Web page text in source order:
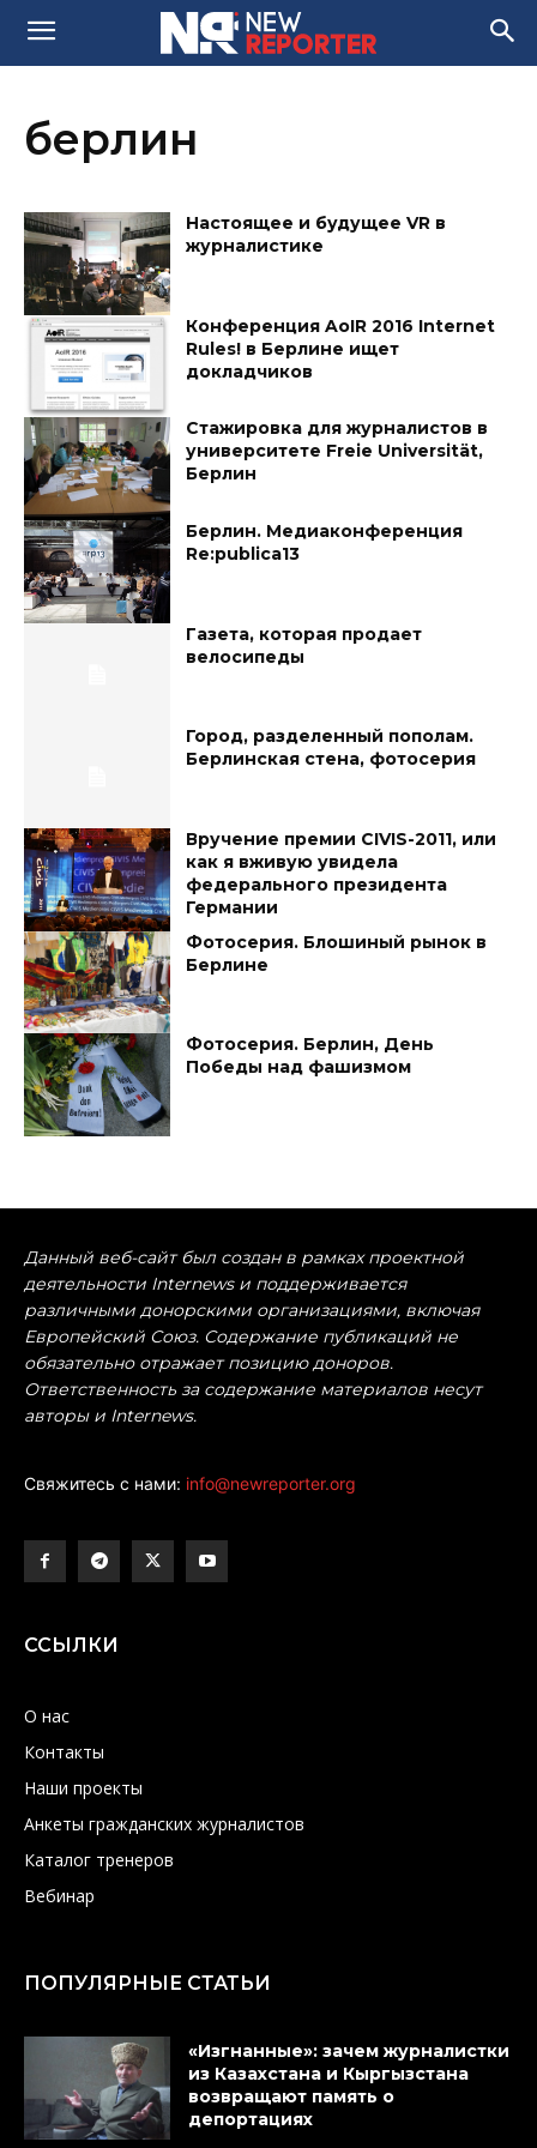
берлин
Настоящее и будущее VR в
журналистике
Конференция AoIR 2016 Internet
Rules! в Берлине ищет
докладчиков
Стажировка для журналистов в
университете Freie Universität,
Берлин
Берлин. Медиаконференция
Re:publica13
Газета, которая продает
велосипеды
Город, разделенный пополам.
Берлинская стена, фотосерия
Вручение премии CIVIS-2011, или
как я вживую увидела
федерального президента
Германии
Фотосерия. Блошиный рынок в
Берлине
Фотосерия. Берлин, День
Победы над фашизмом
Данный веб-сайт был создан в рамках проектной
деятельности Internews и поддерживается
различными донорскими организациями, включая
Европейский Союз. Содержание публикаций не
обязательно отражает позицию доноров.
Ответственность за содержание материалов несут
авторы и Internews.
Свяжитесь с нами: info@newreporter.org
ССЫЛКИ
О нас
Контакты
Наши проекты
Анкеты гражданских журналистов
Каталог тренеров
Вебинар
ПОПУЛЯРНЫЕ СТАТЬИ
«Изгнанные»: зачем журналистки
из Казахстана и Кыргызстана
возвращают память о
депортациях